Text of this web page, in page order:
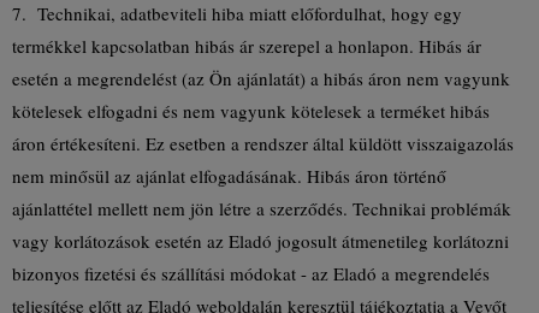
7. Technikai, adatbeviteli hiba miatt előfordulhat, hogy egy
termékkel kapcsolatban hibás ár szerepel a honlapon. Hibás ár
esetén a megrendelést (az Ön ajánlatát) a hibás áron nem vagyunk
kötelesek elfogadni és nem vagyunk kötelesek a terméket hibás
áron értékesíteni. Ez esetben a rendszer által küldött visszaigazolás
nem minősül az ajánlat elfogadásának. Hibás áron történő
ajánlattétel mellett nem jön létre a szerződés. Technikai problémák
vagy korlátozások esetén az Eladó jogosult átmenetileg korlátozni
bizonyos fizetési és szállítási módokat - az Eladó a megrendelés
teljesítése előtt az Eladó weboldalán keresztül tájékoztatja a Vevőt